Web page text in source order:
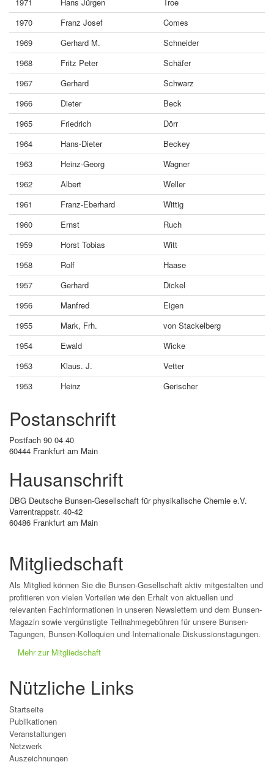
1970
Franz Josef
Comes
1969
Gerhard M.
Schneider
1968
Fritz Peter
Schäfer
1967
Gerhard
Schwarz
1966
Dieter
Beck
1965
Friedrich
Dörr
1964
Hans-Dieter
Beckey
1963
Heinz-Georg
Wagner
1962
Albert
Weller
1961
Franz-Eberhard
Wittig
1960
Ernst
Ruch
1959
Horst Tobias
Witt
1958
Rolf
Haase
1957
Gerhard
Dickel
1956
Manfred
Eigen
1955
Mark, Frh.
von Stackelberg
1954
Ewald
Wicke
1953
Klaus. J.
Vetter
1953
Heinz Gerischer
Postanschrift
Postfach 90 04 40
60444 Frankfurt am Main
Hausanschrift
DBG Deutsche Bunsen-Gesellschaft für physikalische Chemie e.V.
Varrentrappstr. 40-42
60486 Frankfurt am Main
Mitgliedschaft
Als Mitglied können Sie die Bunsen-Gesellschaft aktiv mitgestalten und
profitieren von vielen Vorteilen wie den Erhalt von aktuellen und
relevanten Fachinformationen in unseren Newslettern und dem Bunsen-
Magazin sowie vergünstigte Teilnahmegebühren für unsere Bunsen-
Tagungen, Bunsen-Kolloquien und Internationale Diskussionstagungen.
Mehr zur Mitgliedschaft
Nützliche Links
Startseite
Publikationen
Veranstaltungen
Netzwerk
Auszeichnungen